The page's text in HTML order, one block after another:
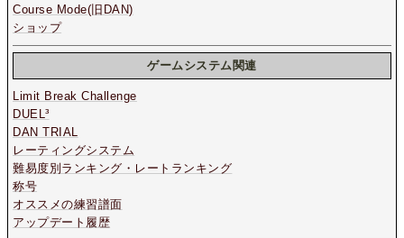
Course Mode(旧DAN)
ショップ
ゲームシステム関連
Limit Break Challenge
DUEL³
DAN TRIAL
レーティングシステム
難易度別ランキング・レートランキング
称号
オススメの練習譜面
アップデート履歴